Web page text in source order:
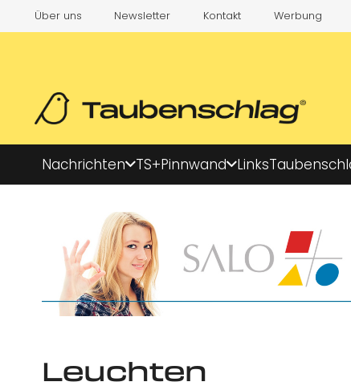
Über uns Newsletter Kontakt Werbung
Nachrichten TS+Pinnwand Links
Leuchten